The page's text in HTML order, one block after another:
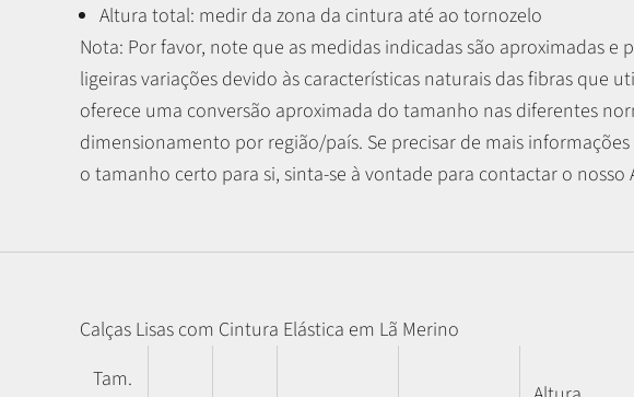
Altura total: medir da zona da cintura até ao tornozelo
Nota: Por favor, note que as medidas indicadas são aproximadas e
ligeiras variações devido às características naturais das fibras que
oferece uma conversão aproximada do tamanho nas diferentes
dimensionamento por região/país. Se precisar de mais
o tamanho certo para si, sinta-se à vontade para contactar o nosso
Calças Lisas com Cintura Elástica em Lã Merino
Tam.